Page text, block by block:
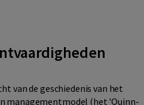
van de geschiedenis van het
managementmodel (het 'Quinn-